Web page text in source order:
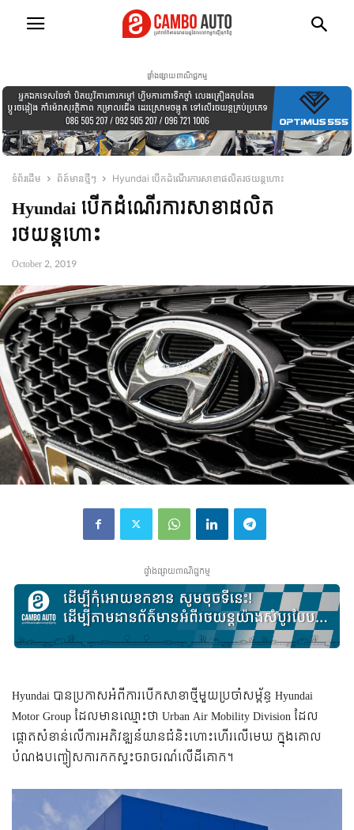
ផ្ទាំងផ្សាយពាណិជ្ជកម្ម
ទំព័រដើម ព័ត៍មានថ្មីៗ Hyundai បើកដំណើរការសាខាផលិតរថយន្តហោះ
Hyundai បើកដំណើរការសាខាផលិត
រថយន្តហោះ
October 2, 2019
ផ្ទាំងផ្សាយពាណិជ្ជកម្ម
Hyundai បាន​ប្រកាស​អំពី​ការ​បើក​សាខា​ថ្មី​មួយ​ប្រចាំ​​សម្ព័ន្ធ Hyundai
Motor Group ដែល​មាន​ឈ្មោះ​ថា​ Urban Air Mobility Division ដែល​
ផ្ដោត​សំខាន់​លើ​ការ​អភិវឌ្ឍន៍​យាន​ជំនិះ​ហោះ​ហើរ​លើ​មេឃ ក្នុង​គោល​
បំណង​បញ្ចៀស​ការ​កក​ស្ទះ​ចរាចរណ៍​លើ​ដី​គោក។